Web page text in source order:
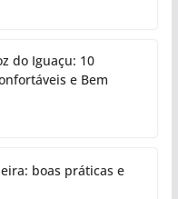
do Iguaçu: 10
e Bem
boas práticas e